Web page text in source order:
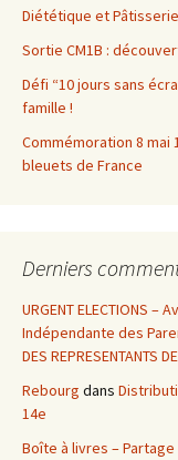
Diététique et
Sortie CM1B :
Défi “10 jours sans
famille !
Commémoration 8 mai
bleuets de France
Derniers
URGENT ELECTIONS
Indépendante des
DES REPRESENTANTS
Rebourg dans
14e
Boîte à livres –